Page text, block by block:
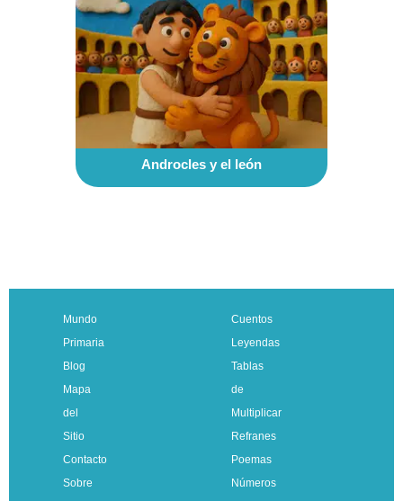
Androcles y el león
Mundo
Primaria
Blog
Mapa
del
Sitio
Contacto
Sobre
Cuentos
Leyendas
Tablas
de
Multiplicar
Refranes
Poemas
Números